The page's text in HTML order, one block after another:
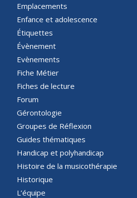
Emplacements
Enfance et adolescence
Étiquettes
Évènement
Evènements
Fiche Métier
Fiches de lecture
Forum
Gérontologie
Groupes de Réflexion
Guides thématiques
Handicap et polyhandicap
Histoire de la musicothérapie
Historique
L’équipe